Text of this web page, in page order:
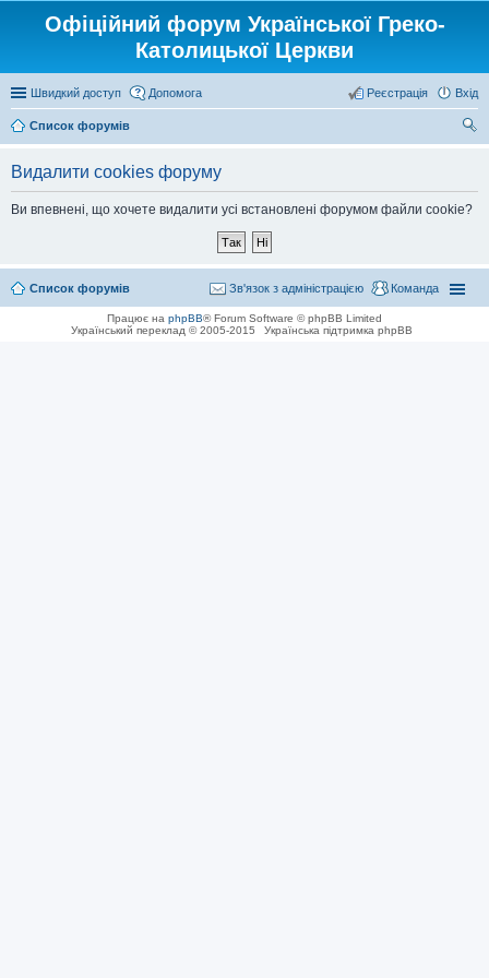
Офіційний форум Української Греко-
Католицької Церкви
Швидкий доступ Допомога Вхід
Реєстрація
Список форумів
Видалити cookies форуму
Ви впевнені, що хочете видалити усі встановлені форумом файли cookie?
Список форумів Команда
Зв'язок з адміністрацією
Працює на phpBB® Forum Software © phpBB Limited
Український переклад © 2005-2015
Українська підтримка phpBB